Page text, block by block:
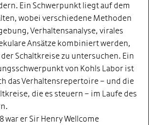
Ein Schwerpunkt liegt auf dem
wobei verschiedene Methoden
Verhaltensanalyse, virales
Ansätze kombiniert werden,
Schaltkreise zu untersuchen. Ein
von Kohls Labor ist
das Verhaltensrepertoire – und die
die es steuern – im Laufe des
war er Sir Henry Wellcome